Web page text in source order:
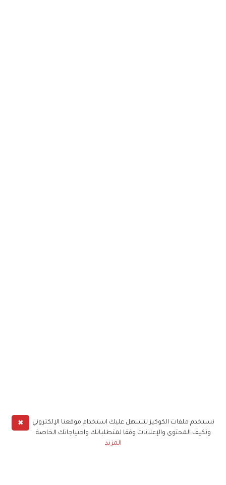
✖
نستخدم ملفات الكوكيز لنسهل عليك استخدام موقعنا الإلكتروني
ونكيف المحتوى والإعلانات وفقا لمتطلباتك واحتياجاتك الخاصة
المزيد